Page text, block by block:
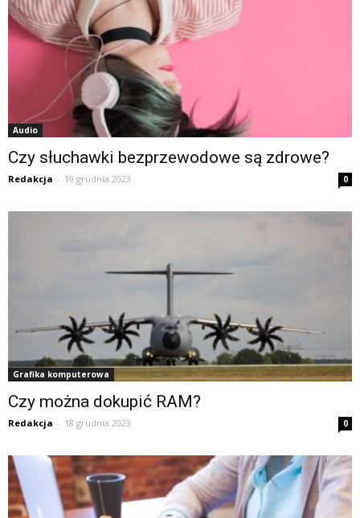
Audio
Czy słuchawki bezprzewodowe są zdrowe?
Redakcja - 19 grudnia 2023 0
Grafika komputerowa
Czy można dokupić RAM?
Redakcja - 18 grudnia 2023 0